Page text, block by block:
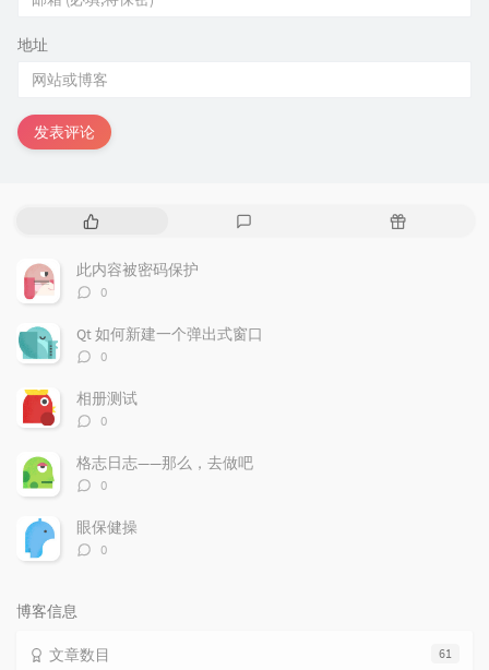
地址
发表评论
热
文
章
随
此内容被密码保护
评
数：
0
Qt 如何新建一个弹出式窗口
评
数：
0
相册测试
评
数：
0
格志日志——那么，去做吧
评
数：
0
眼保健操
评
0
博客信息
61
文章数目